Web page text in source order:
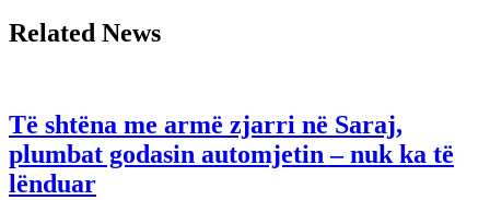
Related News
Të shtëna me armë zjarri në Saraj,
plumbat godasin automjetin – nuk ka të
lënduar